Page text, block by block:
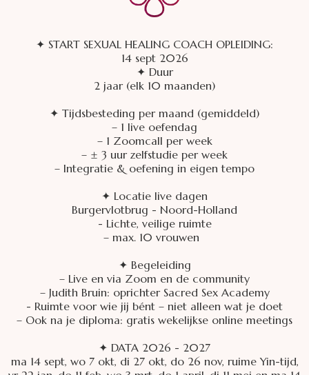
✦ START SEXUAL HEALING COACH OPLEIDING:
14 sept 2026
✦ Duur
2 jaar (elk 10 maanden)
✦ Tijdsbesteding per maand (gemiddeld)
– 1 live oefendag
– 1 Zoomcall per week
– ± 3 uur zelfstudie per week
– Integratie & oefening in eigen tempo
✦ Locatie live dagen
Burgervlotbrug - Noord-Holland
- Lichte, veilige ruimte
– max. 10 vrouwen
✦ Begeleiding
– Live en via Zoom en de community
– Judith Bruin: oprichter Sacred Sex Academy
- Ruimte voor wie jij bént – niet alleen wat je doet
– Ook na je diploma: gratis wekelijkse online meetings
✦ DATA 2026 - 2027
ma 14 sept, wo 7 okt, di 27 okt, do 26 nov, ruime Yin-tijd,